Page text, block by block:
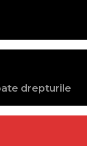
drepturile